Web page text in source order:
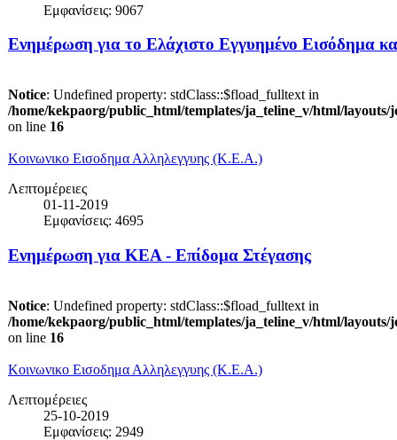
Εμφανίσεις: 9067
Ενημέρωση για το Ελάχιστο Εγγυημένο Εισόδημα
Notice: Undefined property: stdClass::$fload_fulltext in
/home/kekpaorg/public_html/templates/ja_teline_v/html/
on line 16
Κοινωνικο Εισοδημα Αλληλεγγυης (Κ.Ε.Α.)
Λεπτομέρειες
01-11-2019
Εμφανίσεις: 4695
Ενημέρωση για ΚΕΑ - Επίδομα Στέγασης
Notice: Undefined property: stdClass::$fload_fulltext in
/home/kekpaorg/public_html/templates/ja_teline_v/html/
on line 16
Κοινωνικο Εισοδημα Αλληλεγγυης (Κ.Ε.Α.)
Λεπτομέρειες
25-10-2019
Εμφανίσεις: 2949